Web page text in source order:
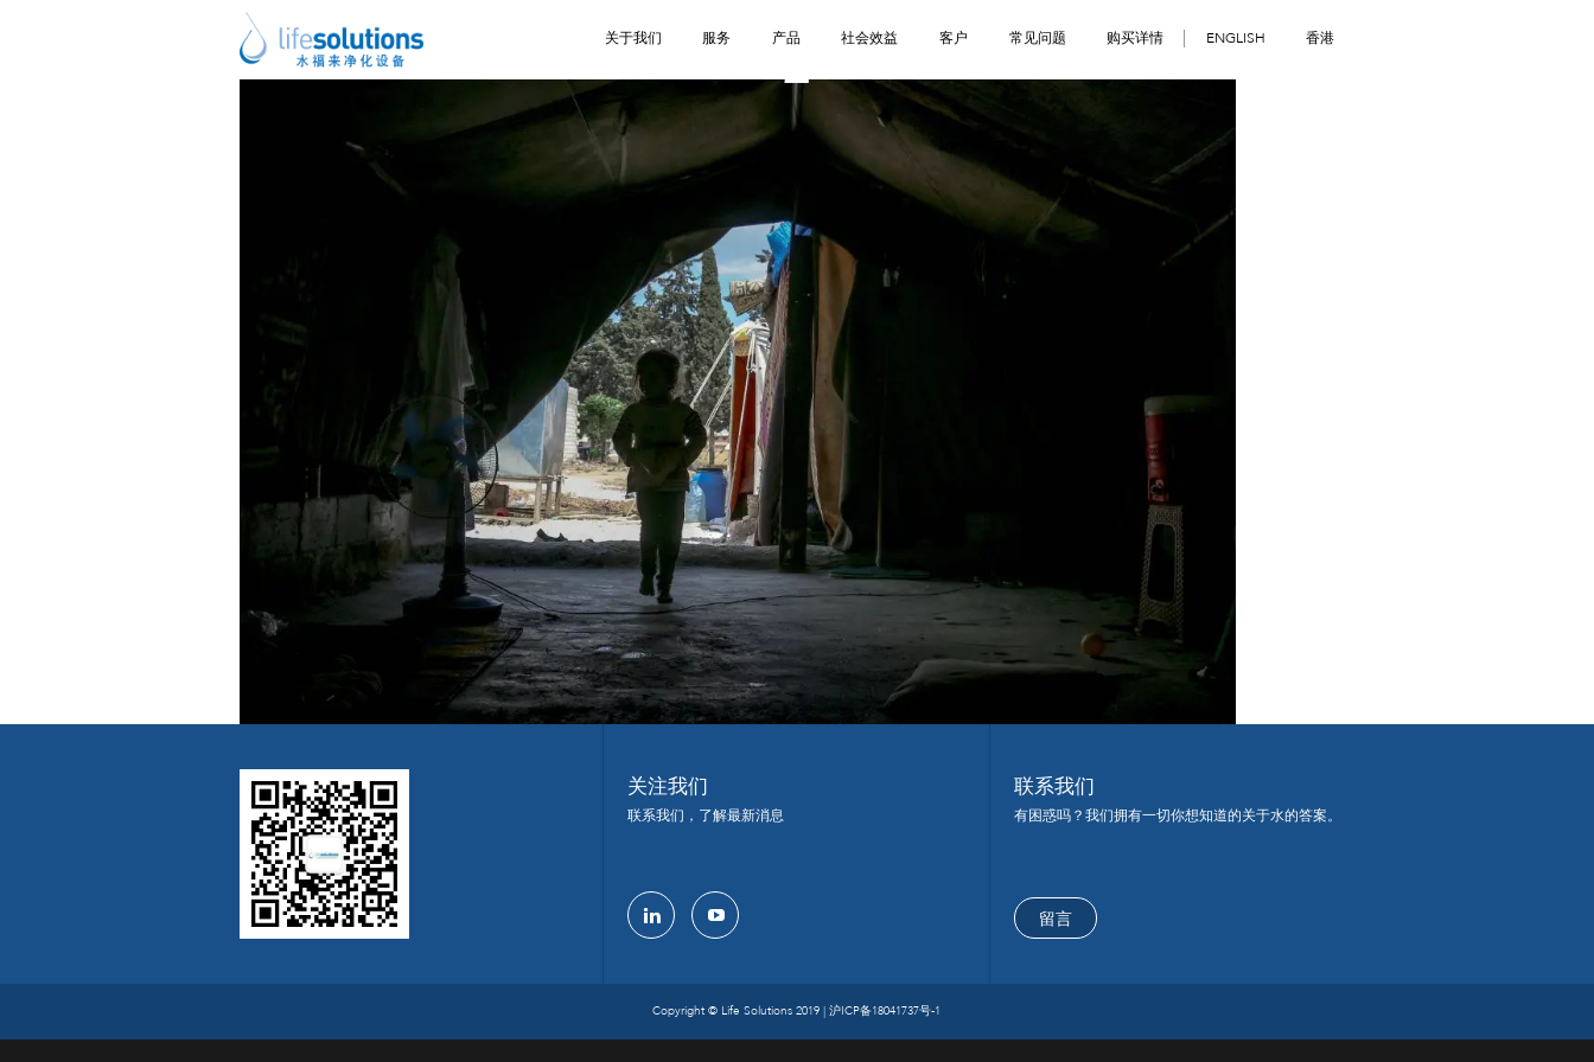
关于我们 服务 产品 社会效益 客户 常见问题 购买详情 ENGLISH 香港
2
关注我们
联系我们，了解最新消息
联系我们
有困惑吗？我们拥有一切你想知道的关于水的答案。
留言
Copyright © Life Solutions 2019 | 沪ICP备18041737号-1